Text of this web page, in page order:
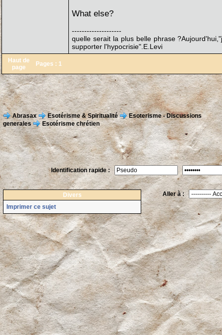
What else?
--------------------
quelle serait la plus belle phrase
supporter l'hypocrisie".E.Levi
Haut de
page
Pages : 1
Abrasax Esotérisme & Spiritualité
Esoterisme - Discussions
generales
Esotérisme chrétien
Identification rapide :
Divers
Imprimer ce sujet
Aller à :